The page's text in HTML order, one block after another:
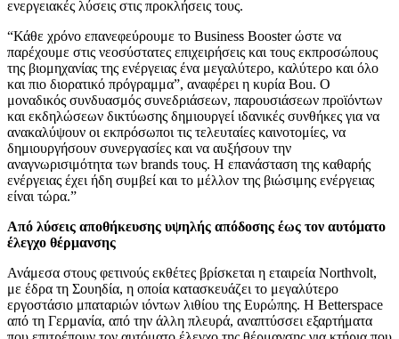
ενεργειακές λύσεις στις προκλήσεις τους.
“Κάθε χρόνο επανεφεύρουμε το Business Booster ώστε να
παρέχουμε στις νεοσύστατες επιχειρήσεις και τους εκπροσώπους
της βιομηχανίας της ενέργειας ένα μεγαλύτερο, καλύτερο και όλο
και πιο διορατικό πρόγραμμα”, αναφέρει η κυρία Bou. Ο
μοναδικός συνδυασμός συνεδριάσεων, παρουσιάσεων προϊόντων
και εκδηλώσεων δικτύωσης δημιουργεί ιδανικές συνθήκες για να
ανακαλύψουν οι εκπρόσωποι τις τελευταίες καινοτομίες, να
δημιουργήσουν συνεργασίες και να αυξήσουν την
αναγνωρισιμότητα των brands τους. Η επανάσταση της καθαρής
ενέργειας έχει ήδη συμβεί και το μέλλον της βιώσιμης ενέργειας
είναι τώρα.”
Από λύσεις αποθήκευσης υψηλής απόδοσης έως τον αυτόματο
έλεγχο θέρμανσης
Ανάμεσα στους φετινούς εκθέτες βρίσκεται η εταιρεία Northvolt,
με έδρα τη Σουηδία, η οποία κατασκευάζει το μεγαλύτερο
εργοστάσιο μπαταριών ιόντων λιθίου της Ευρώπης. Η Betterspace
από τη Γερμανία, από την άλλη πλευρά, αναπτύσσει εξαρτήματα